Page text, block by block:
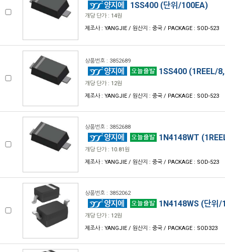
1SS400 (단위/100EA)
개당 단가 : 14원
제조사 : YANGJIE / 원산지 : 중국 / PACKAGE : SOD-523
상품번호 : 3852689
1SS400 (1REEL/
개당 단가 : 12원
제조사 : YANGJIE / 원산지 : 중국 / PACKAGE : SOD-523
상품번호 : 3852688
1N4148WT
개당 단가 : 10.81원
제조사 : YANGJIE / 원산지 : 중국 / PACKAGE : SOD-523
상품번호 : 3852062
1N4148WS (단위/
개당 단가 : 12원
제조사 : YANGJIE / 원산지 : 중국 / PACKAGE : SOD323